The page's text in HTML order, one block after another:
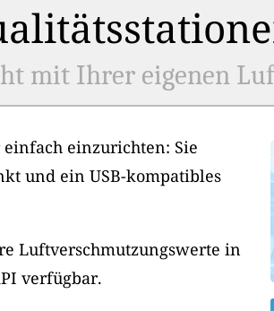
mit Ihrer eigenen
einzurichten: Sie
und ein USB-kompatibles
Luftverschmutzungswerte in
verfügbar.